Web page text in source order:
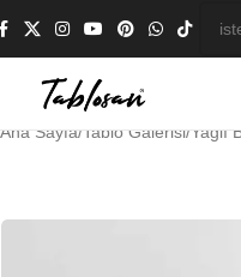
Ana Sayfa/ Tablo Galerisi/ Yağlı